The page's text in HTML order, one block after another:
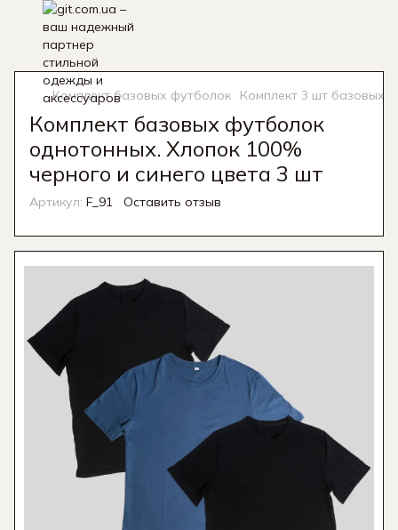
Комплект базовых футболок Комплект 3 шт базовых
Комплект базовых футболок
однотонных. Хлопок 100%
черного и синего цвета 3 шт
Артикул: F_91 Оставить отзыв